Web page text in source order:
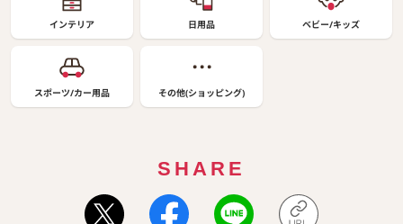
インテリア 日用品 ベビー/キッズ
スポーツ/カー用品 その他(ショッピング)
SHARE